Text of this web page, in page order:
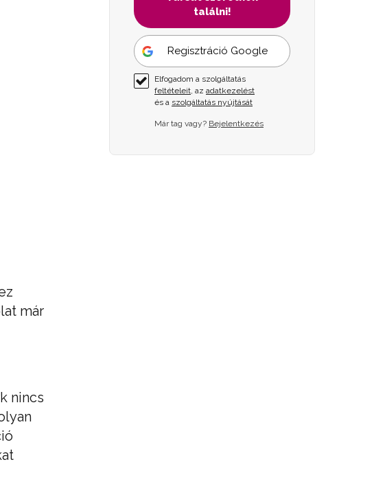
már
nincs
találni!
Regisztráció Google
Elfogadom a szolgáltatás
feltételeit, az adatkezelést
és a szolgáltatás nyújtását
Már tag vagy? Bejelentkezés